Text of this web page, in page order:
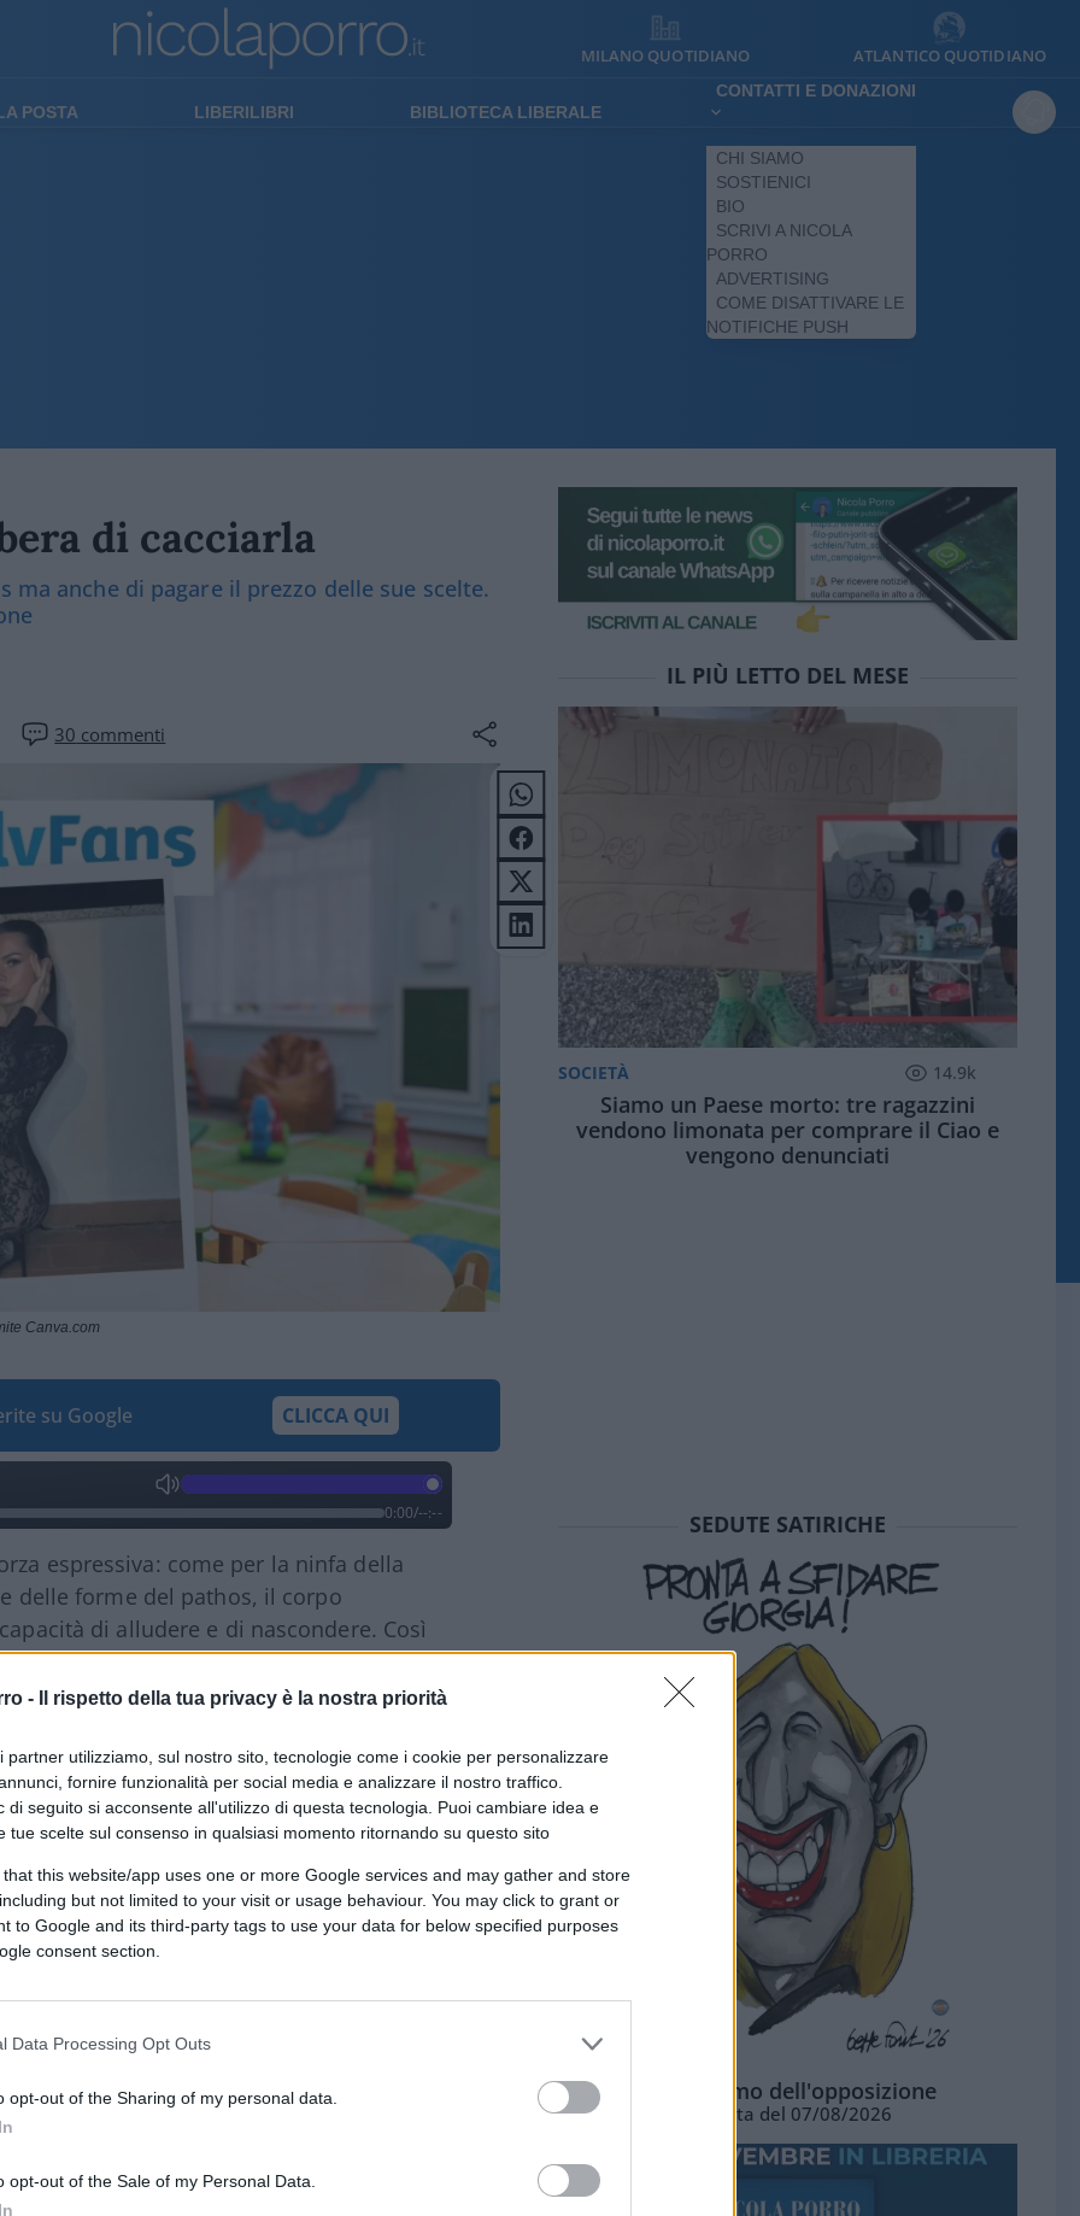
- Il rispetto della tua privacy è la nostra priorità
partner utilizziamo, sul nostro sito, tecnologie come i cookie per personalizzare
fornire funzionalità per social media e analizzare il nostro traffico.
di seguito si acconsente all'utilizzo di questa tecnologia. Puoi cambiare idea e
tue scelte sul consenso in qualsiasi momento ritornando su questo sito
that this website/app uses one or more Google services and may gather and store
but not limited to your visit or usage behaviour. You may click to grant or
to Google and its third-party tags to use your data for below specified purposes
consent section.
Data Processing Opt Outs
opt-out of the Sharing of my personal data.
opt-out of the Sale of my Personal Data.
MILANO QUOTIDIANO ATLANTICO QUOTIDIANO
POSTA LIBERILIBRI BIBLIOTECA LIBERALE
CONTATTI E DONAZIONI
CHI SIAMO
SOSTIENICI
BIO
SCRIVI A NICOLA
PORRO
ADVERTISING
COME DISATTIVARE LE
NOTIFICHE PUSH
di cacciarla
ma anche di pagare il prezzo delle sue scelte.
30 commenti
Canva.com
su Google CLICCA QUI
0:00/--:--
espressiva: come per la ninfa della
delle forme del pathos, il corpo
di alludere e di nascondere. Così
in una scuola paritaria cattolica a Varago
anche sulla piattaforma per adulti
tra opposte tifoserie.
webcam a un moralismo domenicale e
pomeridiani che ci fanno compagnia nel
è scaturito un dibattito che si è
opposti pregiudizi, prevedibile e già da
a non far cadere nel vuoto siderale del
in una lotta tra clan rivali, buttare
, un’istituzione che intreccia un’identità
ente paritario: privata sotto molti
È un’impresa, pur senza scopo di
IL PIÙ LETTO DEL MESE
SOCIETÀ 14.9k
Siamo un Paese morto: tre ragazzini
vendono limonata per comprare il Ciao e
vengono denunciati
SEDUTE SATIRICHE
L'ottimismo dell'opposizione
Vignetta del 07/08/2026